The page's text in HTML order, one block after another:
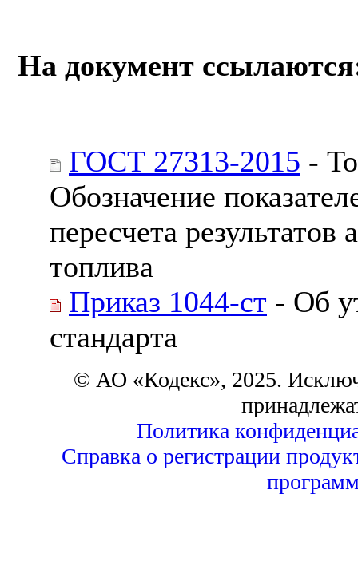
На документ
ГОСТ 27313-2015 -
Обозначение
пересчета
топлива
Приказ 1044-ст - Об
стандарта
© АО «Кодекс», 2025.
Политика
Справка о регистрации